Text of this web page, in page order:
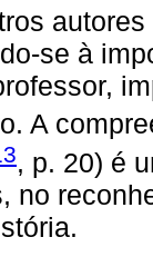
se à
A
, p. 20) é
no